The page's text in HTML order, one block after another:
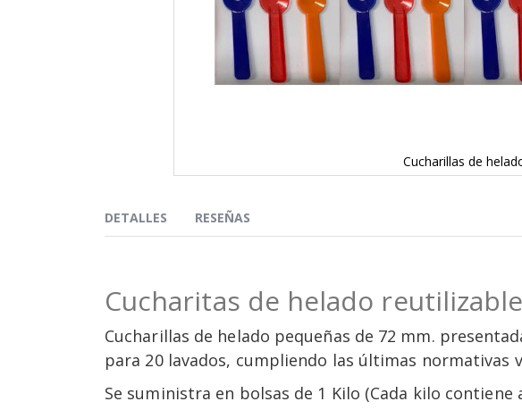
Cucharillas de
comienzo
de
imágenes
DETALLES
Cucharitas de helado
Cucharillas de helado pequeñas de 72 mm.
para 20 lavados, cumpliendo las últimas normativas
Se suministra en bolsas de 1 Kilo (Cada kilo
RESEÑAS